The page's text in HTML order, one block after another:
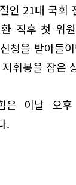
인 21대 국회
직후 첫 위
청을 받아들
휘봉을 잡은
은 이날 오
.